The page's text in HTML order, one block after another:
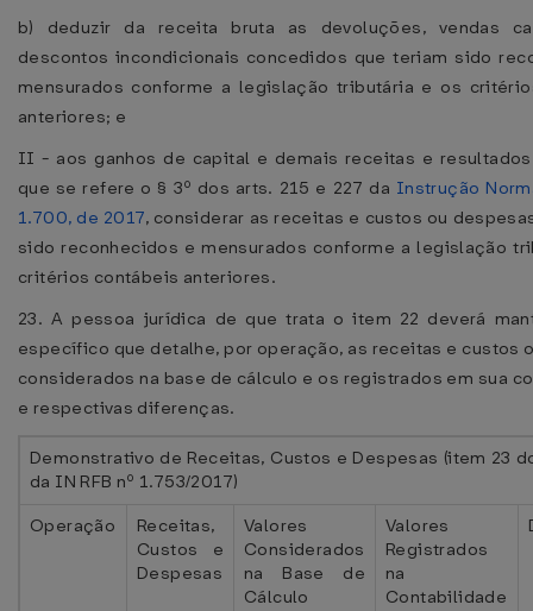
b) deduzir da receita bruta as devoluções, vendas
descontos incondicionais concedidos que teriam sido
mensurados conforme a legislação tributária e os
anteriores; e
II - aos ganhos de capital e demais receitas e
que se refere o § 3º dos arts. 215 e 227 da Instrução
1.700, de 2017, considerar as receitas e custos ou
sido reconhecidos e mensurados conforme a legislação
critérios contábeis anteriores.
23. A pessoa jurídica de que trata o item 22 deverá
específico que detalhe, por operação, as receitas e custos
considerados na base de cálculo e os registrados em sua
e respectivas diferenças.
Demonstrativo de Receitas, Custos e Despesas (item 23
da IN RFB nº 1.753/2017)
Operação
Receitas,
Custos e
Despesas
Valores
Considerados
na Base de
Cálculo
Valores
Registrados
na
Contabilidade